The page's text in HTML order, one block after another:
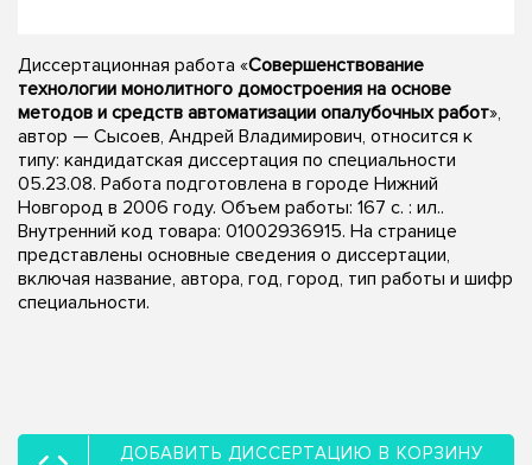
Диссертационная работа «Совершенствование
технологии монолитного домостроения на основе
методов и средств автоматизации опалубочных работ»,
автор — Сысоев, Андрей Владимирович, относится к
типу: кандидатская диссертация по специальности
05.23.08. Работа подготовлена в городе Нижний
Новгород в 2006 году. Объем работы: 167 с. : ил..
Внутренний код товара: 01002936915. На странице
представлены основные сведения о диссертации,
включая название, автора, год, город, тип работы и шифр
специальности.
ДОБАВИТЬ ДИССЕРТАЦИЮ В КОРЗИНУ